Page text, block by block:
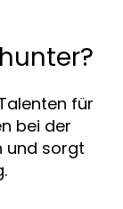
für
bei der
und sorgt